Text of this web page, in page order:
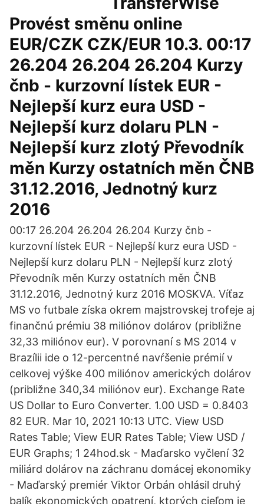
Provést směnu online
EUR/CZK CZK/EUR 10.3. 00:17
26.204 26.204 26.204 Kurzy
čnb - kurzovní lístek EUR -
Nejlepší kurz eura USD -
Nejlepší kurz dolaru PLN -
Nejlepší kurz zlotý Převodník
měn Kurzy ostatních měn ČNB
31.12.2016, Jednotný kurz
2016
00:17 26.204 26.204 26.204 Kurzy čnb -
kurzovní lístek EUR - Nejlepší kurz eura USD -
Nejlepší kurz dolaru PLN - Nejlepší kurz zlotý
Převodník měn Kurzy ostatních měn ČNB
31.12.2016, Jednotný kurz 2016 MOSKVA. Víťaz
MS vo futbale získa okrem majstrovskej trofeje aj
finančnú prémiu 38 miliónov dolárov (približne
32,33 miliónov eur). V porovnaní s MS 2014 v
Brazílii ide o 12-percentné navŕšenie prémií v
celkovej výške 400 miliónov amerických dolárov
(približne 340,34 miliónov eur). Exchange Rate
US Dollar to Euro Converter. 1.00 USD = 0.8403
82 EUR. Mar 10, 2021 10:13 UTC. View USD
Rates Table; View EUR Rates Table; View USD /
EUR Graphs; 1 24hod.sk - Maďarsko vyčlení 32
miliárd dolárov na záchranu domácej ekonomiky
- Maďarský premiér Viktor Orbán ohlásil druhý
balík ekonomických opatrení, ktorých cieľom je